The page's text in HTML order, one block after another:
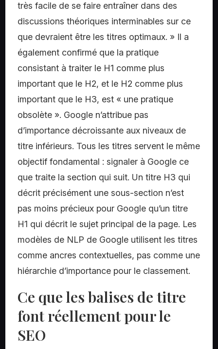
très facile de se faire entraîner dans des
discussions théoriques interminables sur ce
que devraient être les titres optimaux. » Il a
également confirmé que la pratique
consistant à traiter le H1 comme plus
important que le H2, et le H2 comme plus
important que le H3, est « une pratique
obsolète ». Google n’attribue pas
d’importance décroissante aux niveaux de
titre inférieurs. Tous les titres servent le même
objectif fondamental : signaler à Google ce
que traite la section qui suit. Un titre H3 qui
décrit précisément une sous-section n’est
pas moins précieux pour Google qu’un titre
H1 qui décrit le sujet principal de la page. Les
modèles de NLP de Google utilisent les titres
comme ancres contextuelles, pas comme une
hiérarchie d’importance pour le classement.
Ce que les balises de titre
font réellement pour le
SEO